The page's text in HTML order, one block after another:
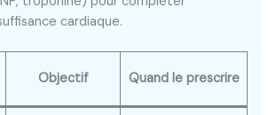
cardiaque.
Objectif Quand le prescrire